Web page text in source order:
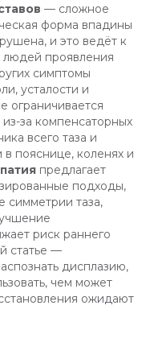
— сложное
форма впадины
и это ведёт к
людей проявления
симптомы
усталости и
ограничивается
за компенсаторных
всего таза и
в пояснице, коленях и
предлагает
подходы,
симметрии таза,
риск раннего
статье —
дисплазию,
чем может
ожидают